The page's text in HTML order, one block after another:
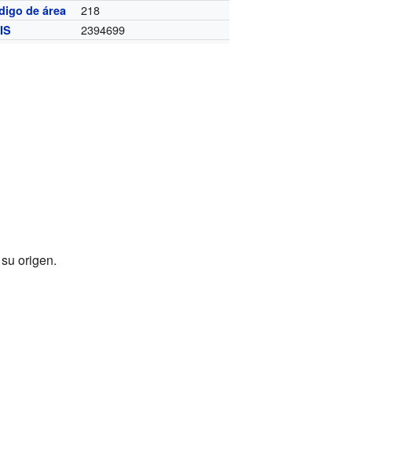
de área 218
2394699
origen.